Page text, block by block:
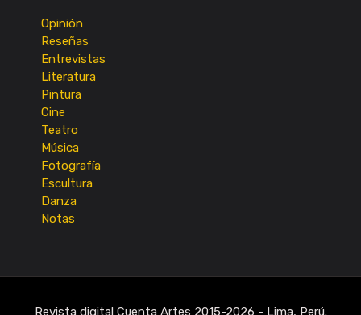
Opinión
Reseñas
Entrevistas
Literatura
Pintura
Cine
Teatro
Música
Fotografía
Escultura
Danza
Notas
Revista digital Cuenta Artes 2015-2026 - Lima, Perú.